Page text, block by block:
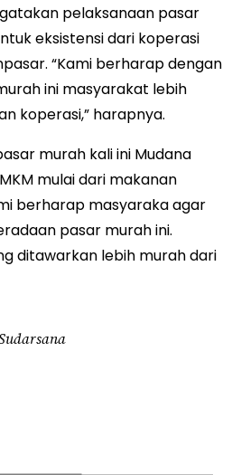
pelaksanaan pasar
eksistensi dari koperasi
“Kami berharap dengan
ini masyarakat lebih
koperasi,” harapnya.
murah kali ini Mudana
mulai dari makanan
berharap masyaraka agar
pasar murah ini.
ditawarkan lebih murah dari